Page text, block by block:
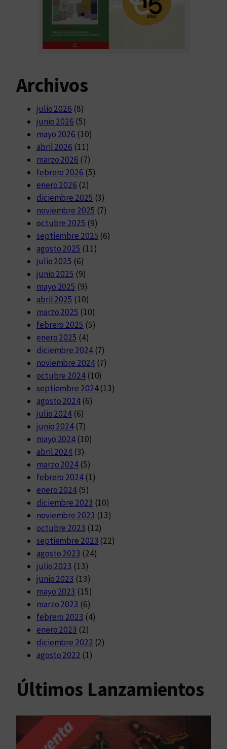
Archivos
julio 2026 (8)
junio 2026 (5)
mayo 2026 (10)
abril 2026 (11)
marzo 2026 (7)
febrero 2026 (5)
enero 2026 (2)
diciembre 2025 (3)
noviembre 2025 (7)
octubre 2025 (9)
septiembre 2025 (6)
agosto 2025 (11)
julio 2025 (6)
junio 2025 (9)
mayo 2025 (9)
abril 2025 (10)
marzo 2025 (10)
febrero 2025 (5)
enero 2025 (4)
diciembre 2024(7)
noviembre 2024(7)
octubre 2024(10)
septiembre 2024(13)
agosto 2024(6)
julio 2024 (6)
junio 2024 (7)
mayo 2024 (10)
abril 2024 (3)
marzo 2024 (5)
febrero 2024(1)
enero 2024 (5)
diciembre 2023 (10)
noviembre 2023 (13)
octubre 2023 (12)
septiembre 2023 (22)
agosto 2023 (24)
julio 2023 (13)
junio 2023 (13)
mayo 2023 (15)
marzo 2023 (6)
febrero 2023 (4)
enero 2023 (2)
diciembre 2022 (2)
agosto 2022 (1)
Últimos Lanzamientos